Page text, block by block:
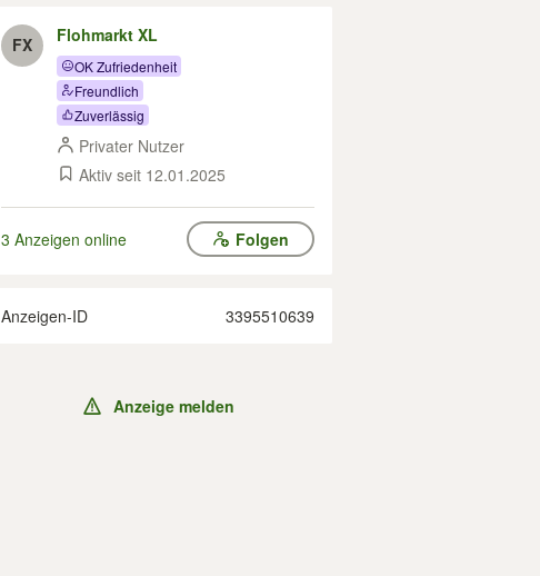
FX Flohmarkt XL
OK Zufriedenheit
Freundlich
Zuverlässig
Privater Nutzer
Aktiv seit 12.01.2025
3 Anzeigen online Folgen
Anzeigen-ID 3395510639
Anzeige melden